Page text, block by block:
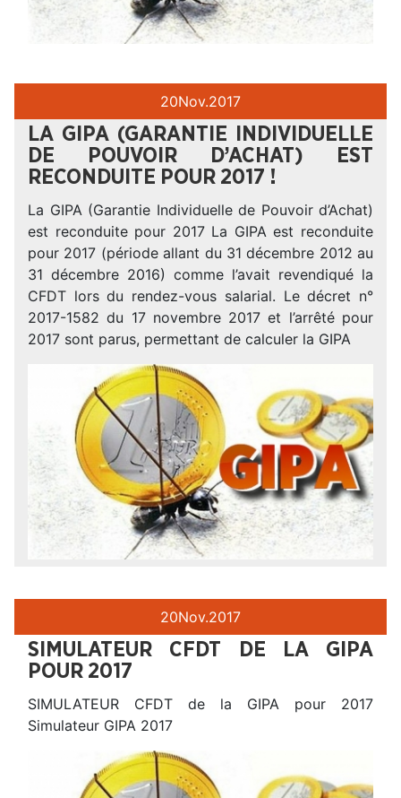
20Nov.2017
LA GIPA (GARANTIE INDIVIDUELLE
DE POUVOIR D’ACHAT) EST
RECONDUITE POUR 2017 !
La GIPA (Garantie Individuelle de Pouvoir d’Achat)
est reconduite pour 2017 La GIPA est reconduite
pour 2017 (période allant du 31 décembre 2012 au
31 décembre 2016) comme l’avait revendiqué la
CFDT lors du rendez-vous salarial. Le décret n°
2017-1582 du 17 novembre 2017 et l’arrêté pour
2017 sont parus, permettant de calculer la GIPA
20Nov.2017
SIMULATEUR CFDT DE LA GIPA
POUR 2017
SIMULATEUR CFDT de la GIPA pour 2017
Simulateur GIPA 2017